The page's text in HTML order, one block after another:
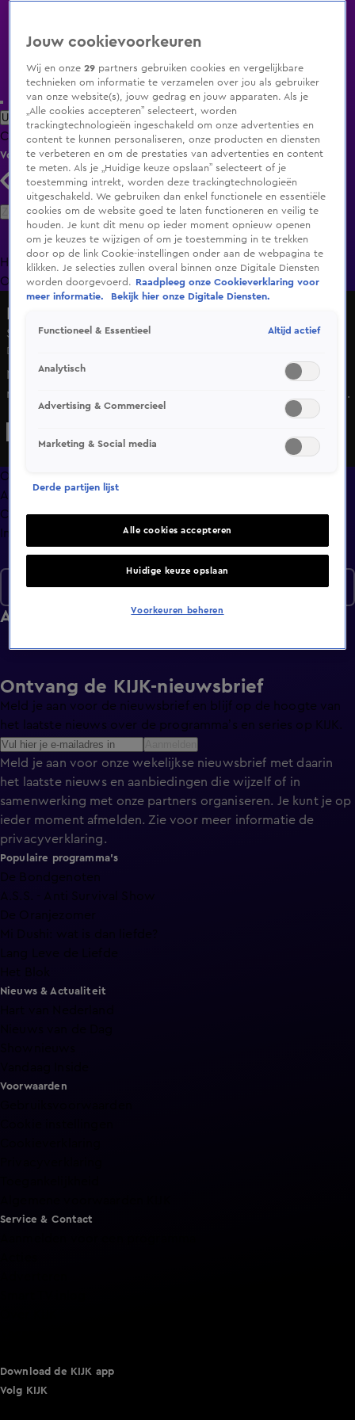
Uitzending Gemist Populaire programma's Zenders Genres
ClipsFilmsRadioSmart TV inlogShop
Volg KIJK
Zoeken
HomeUitzending Gemist Programma's De Bondgenoten
OranjezomerLivestreamsShop
Seizoen 2026, aflevering 112
Do 4 juni, 17:50
Niet alleen in Frankrijk worden vrouwen gedrogeerd,
misbruikt en gefilmd, hier ook. Gaat de 20e editie van Alpe
d'HuZes meer dan 20 miljoen opleveren? En wie zaait zal
niet de bedoeling.
Overzicht
Afleveringen
Clips
Info
Afleveringen
Seizoen 2026
Ontvang de KIJK-nieuwsbrief
Meld je aan voor de nieuwsbrief en blijf op de hoogte van
het laatste nieuws over de programma’s en series op KIJK.
Meld je aan voor onze wekelijkse nieuwsbrief met daarin
het laatste nieuws en aanbiedingen die wijzelf of in
samenwerking met onze partners organiseren. Je kunt je op
ieder moment afmelden. Zie voor meer informatie de
privacyverklaring.
Populaire programma's
De Bondgenoten
A.S.S. - Anti Survival Show
De Oranjezomer
Mi Dushi: wat is dan liefde?
Lang Leve de Liefde
Nieuws & Actualiteit
Voorwaarden
Service & Contact
Download de KIJK app
Volg KIJK
Jouw cookievoorkeuren
Wij en onze29 partners gebruiken cookies en vergelijkbare
technieken om informatie te verzamelen over jou als gebruiker
van onze website(s), jouw gedrag en jouw apparaten. Als je
„Alle cookies accepteren” selecteert, worden
trackingtechnologieën ingeschakeld om onze advertenties en
content te kunnen personaliseren, onze producten en diensten
te verbeteren en om de prestaties van advertenties en content
te meten. Als je „Huidige keuze opslaan” selecteert of je
toestemming intrekt, worden deze trackingtechnologieën
uitgeschakeld. We gebruiken dan enkel functionele en essentiële
cookies om de website goed te laten functioneren en veilig te
houden. Je kunt dit menu op ieder moment opnieuw openen
om je keuzes te wijzigen of om je toestemming in te trekken
door op de link Cookie-instellingen onder aan de webpagina te
klikken. Je selecties zullen overal binnen onze Digitale Diensten
worden doorgevoerd.
Raadpleeg onze Cookieverklaring voor
meer informatie.
Bekijk hier onze Digitale Diensten.
Functioneel & Essentieel Altijd actief
Analytisch
Advertising & Commercieel
Marketing & Social media
Derde partijen lijst
Alle cookies accepteren
Huidige keuze opslaan
Voorkeuren beheren